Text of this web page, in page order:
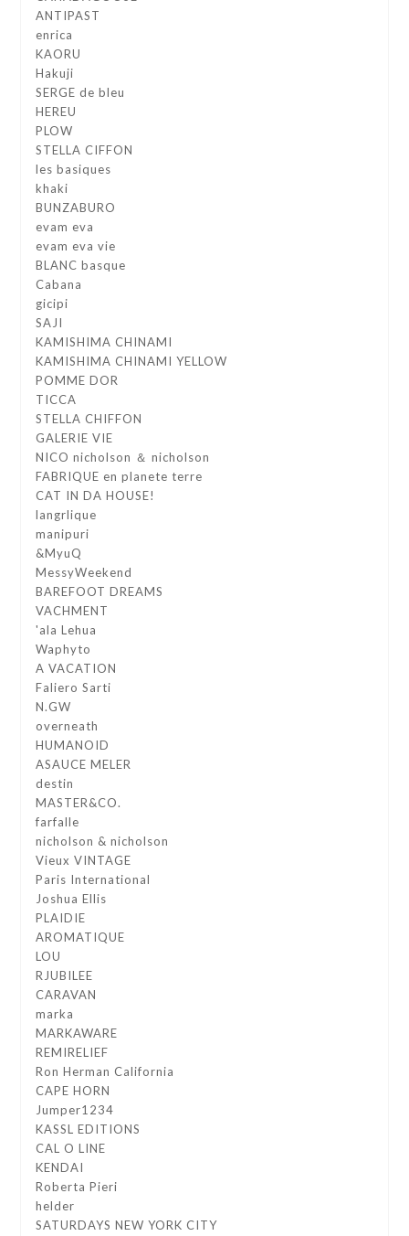
ANTIPAST
enrica
KAORU
Hakuji
SERGE de bleu
HEREU
PLOW
STELLA CIFFON
les basiques
khaki
BUNZABURO
evam eva
evam eva vie
BLANC basque
Cabana
gicipi
SAJI
KAMISHIMA CHINAMI
KAMISHIMA CHINAMI YELLOW
POMME DOR
TICCA
STELLA CHIFFON
GALERIE VIE
NICO nicholson ＆ nicholson
FABRIQUE en planete terre
CAT IN DA HOUSE!
langrlique
manipuri
&MyuQ
MessyWeekend
BAREFOOT DREAMS
VACHMENT
'ala Lehua
Waphyto
A VACATION
Faliero Sarti
N.GW
overneath
HUMANOID
ASAUCE MELER
destin
MASTER&CO.
farfalle
nicholson & nicholson
Vieux VINTAGE
Paris International
Joshua Ellis
PLAIDIE
AROMATIQUE
LOU
RJUBILEE
CARAVAN
marka
MARKAWARE
REMIRELIEF
Ron Herman California
CAPE HORN
Jumper1234
KASSL EDITIONS
CAL O LINE
KENDAI
Roberta Pieri
helder
SATURDAYS NEW YORK CITY